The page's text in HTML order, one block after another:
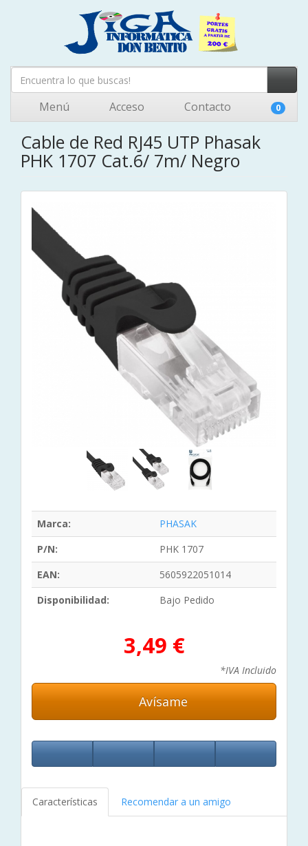
Menú Acceso Contacto 0
Cable de Red RJ45 UTP Phasak
PHK 1707 Cat.6/ 7m/ Negro
Marca:
PHASAK
P/N:
PHK 1707
EAN:
5605922051014
Disponibilidad:
Bajo Pedido
3,49 €
*IVA Incluido
Avísame
Características Recomendar a un amigo